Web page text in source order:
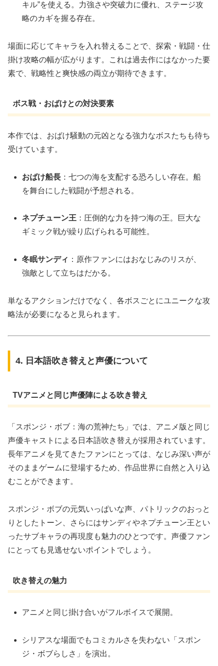
キル”を使える。力強さや突破力に優れ、ステージ攻
略のカギを握る存在。
場面に応じてキャラを入れ替えることで、探索・戦闘・仕
掛け攻略の幅が広がります。これは過去作にはなかった要
素で、戦略性と爽快感の両立が期待できます。
ボス戦・おばけとの対決要素
本作では、おばけ騒動の元凶となる強力なボスたちも待ち
受けています。
おばけ船長 ：七つの海を支配する恐ろしい存在。船
を舞台にした戦闘が予想される。
ネプチューン王 ：圧倒的な力を持つ海の王。巨大な
ギミック戦が繰り広げられる可能性。
冬眠サンディ ：原作ファンにはおなじみのリスが、
強敵として立ちはだかる。
単なるアクションだけでなく、各ボスごとにユニークな攻
略法が必要になると見られます。
4. 日本語吹き替えと声優について
TVアニメと同じ声優陣による吹き替え
「スポンジ・ボブ：海の荒神たち」では、アニメ版と同じ
声優キャストによる日本語吹き替えが採用されています。
長年アニメを見てきたファンにとっては、なじみ深い声が
そのままゲームに登場するため、作品世界に自然と入り込
むことができます。
スポンジ・ボブの元気いっぱいな声、パトリックのおっと
りとしたトーン、さらにはサンディやネプチューン王とい
ったサブキャラの再現度も魅力のひとつです。声優ファン
にとっても見逃せないポイントでしょう。
吹き替えの魅力
アニメと同じ掛け合いがフルボイスで展開。
シリアスな場面でもコミカルさを失わない「スポン
ジ・ボブらしさ」を演出。